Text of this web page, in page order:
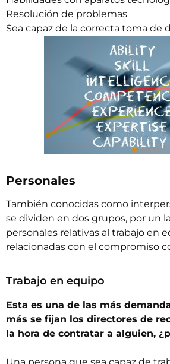
Resolución de problemas
Sea capaz de la correcta toma de
Personales
También conocidas como
se dividen en dos grupos, por un
personales relativas al trabajo en
relacionadas con el compromiso
Trabajo en equipo
Esta es una de las más
más se fijan los directores de
la hora de contratar a alguien,